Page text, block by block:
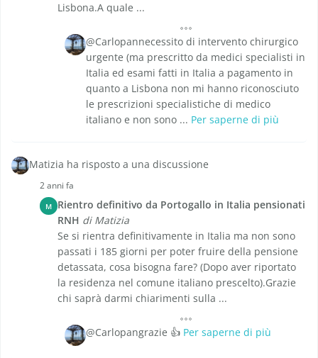
Lisbona.A quale ...
@Carlopannecessito di intervento chirurgico
urgente (ma prescritto da medici specialisti in
Italia ed esami fatti in Italia a pagamento in
quanto a Lisbona non mi hanno riconosciuto
le prescrizioni specialistiche di medico
italiano e non sono ... Per saperne di più
Matizia ha risposto a una discussione
2 anni fa
M
Rientro definitivo da Portogallo in Italia pensionati
RNH di Matizia
Se si rientra definitivamente in Italia ma non sono
passati i 185 giorni per poter fruire della pensione
detassata, cosa bisogna fare? (Dopo aver riportato
la residenza nel comune italiano prescelto).Grazie
chi saprà darmi chiarimenti sulla ...
@Carlopangrazie 👍 Per saperne di più